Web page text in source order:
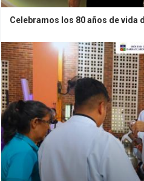
Celebramos los 80 años de vida